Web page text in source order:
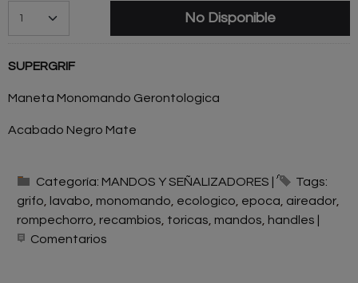
No Disponible
SUPERGRIF
Maneta Monomando Gerontologica
Acabado Negro Mate
Categoría: MANDOS Y SEÑALIZADORES |
Tags:
grifo lavabo monomando ecologico epoca aireador
rompechorro recambios toricas mandos handles |
Comentarios